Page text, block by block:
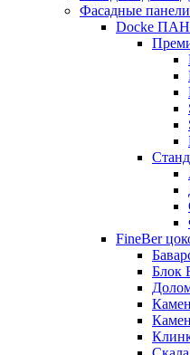
Фасадные
Docke
FineBer
Блок